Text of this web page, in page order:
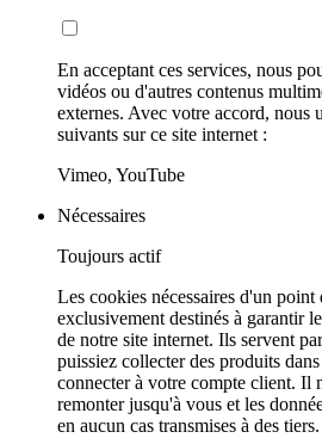
En acceptant ces services, nous
vidéos ou d'autres contenus
externes. Avec votre accord, nous
suivants sur ce site internet :
Vimeo, YouTube
Nécessaires
Toujours actif
Les cookies nécessaires d'un
exclusivement destinés à garantir
de notre site internet. Ils servent
puissiez collecter des produits
connecter à votre compte client. Il
remonter jusqu'à vous et les
en aucun cas transmises à des tiers.